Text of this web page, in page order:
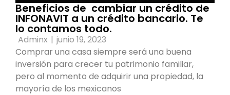
Beneficios de cambiar un crédito de
INFONAVIT a un crédito bancario. Te
lo contamos todo.
Adminx | junio 19, 2023
Comprar una casa siempre será una buena
inversión para crecer tu patrimonio familiar,
pero al momento de adquirir una propiedad, la
mayoría de los mexicanos